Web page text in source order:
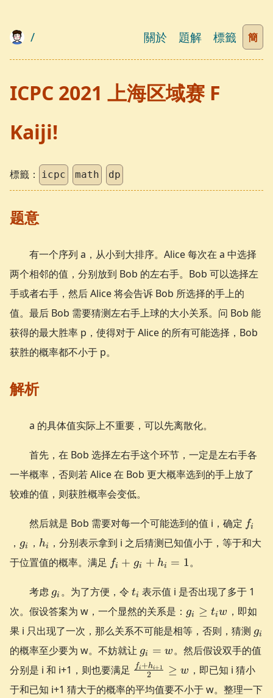
/ 關於 題解 標籤 簡
ICPC 2021 上海区域赛 F
Kaiji!
標籤： icpc math dp
题意
有一个序列 a，从小到大排序。Alice 每次在 a 中选择
两个相邻的值，分别放到 Bob 的左右手。Bob 可以选择左
手或者右手，然后 Alice 将会告诉 Bob 所选择的手上的
值。最后 Bob 需要猜测左右手上球的大小关系。问 Bob 能
获得的最大胜率 p，使得对于 Alice 的所有可能选择，Bob
获胜的概率都不小于 p。
解析
a 的具体值实际上不重要，可以先离散化。
首先，在 Bob 选择左右手这个环节，一定是左右手各
一半概率，否则若 Alice 在 Bob 更大概率选到的手上放了
较难的值，则获胜概率会变低。
然后就是 Bob 需要对每一个可能选到的值 i，确定 f_{i}
fi
， g_{i}
gi ， h_{i}
hi
，分别表示拿到 i 之后猜测已知值小于，等于和大
于位置值的概率。满足 f_{i}+g_{i}+h_{i}
=1
fi + gi + hi = 1。
考虑 g_{i}
gi 。为了方便，令 t_{i}
ti 表示值 i 是否出现了多于 1
次。假设答案为 w，一个显然的关系是： g_{i}
\ge
t_{i}w
gi ≥ tiw ，即如
果 i 只出现了一次，那么关系不可能是相等，否则，猜测 gi
的概率至少要为 w。不妨就让 g_{i}
= w
gi = w。然后假设双手的值
分别是 i 和 i+1，则也要满足 \frac{f_{i}+h_{i+1}}
{2} \ge w
2
fi +hi+1 ≥ w ，即已知 i 猜小
于和已知 i+1 猜大于的概率的平均值要不小于 w。整理一下